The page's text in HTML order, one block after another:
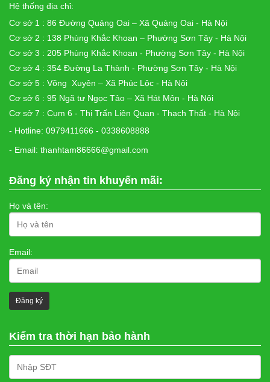
Hệ thống địa chỉ:
Cơ sở 1 : 86 Đường Quảng Oai – Xã Quảng Oai - Hà Nội
Cơ sở 2 : 138 Phùng Khắc Khoan – Phường Sơn Tây - Hà Nội
Cơ sở 3 : 205 Phùng Khắc Khoan - Phường Sơn Tây - Hà Nội
Cơ sở 4 : 354 Đường La Thành - Phường Sơn Tây - Hà Nội
Cơ sở 5 : Võng Xuyên – Xã Phúc Lộc - Hà Nội
Cơ sở 6 : 95 Ngã tư Ngọc Tảo – Xã Hát Môn - Hà Nội
Cơ sở 7 : Cụm 6 - Thị Trấn Liên Quan - Thạch Thất - Hà Nội
- Hotline: 0979411666 - 0338608888
- Email: thanhtam86666@gmail.com
Đăng ký nhận tin khuyến mãi:
Họ và tên:
Email:
Kiểm tra thời hạn bảo hành